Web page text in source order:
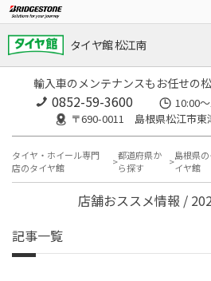
タイヤ館 松江南
輸入車のメンテナンスもお任せの
0852-59-3600
10:00
〒690-0011 島根県松江市東
タイヤ・ホイール専門
店のタイヤ館
都道府県か
ら探す
島根県の
イヤ館
店舗おススメ情報 /
記事一覧